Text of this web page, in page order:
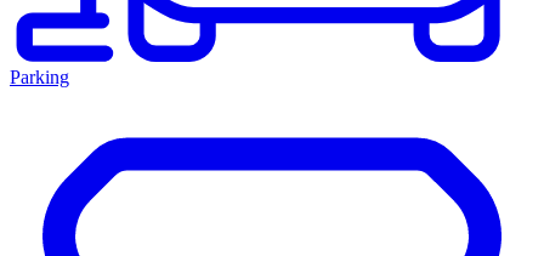
Parking